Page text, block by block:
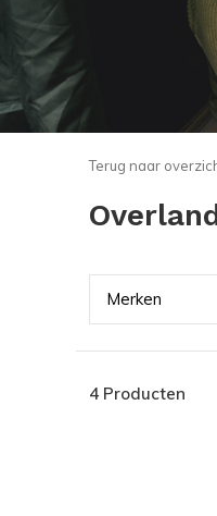
Terug naar
Merken
4 Producten